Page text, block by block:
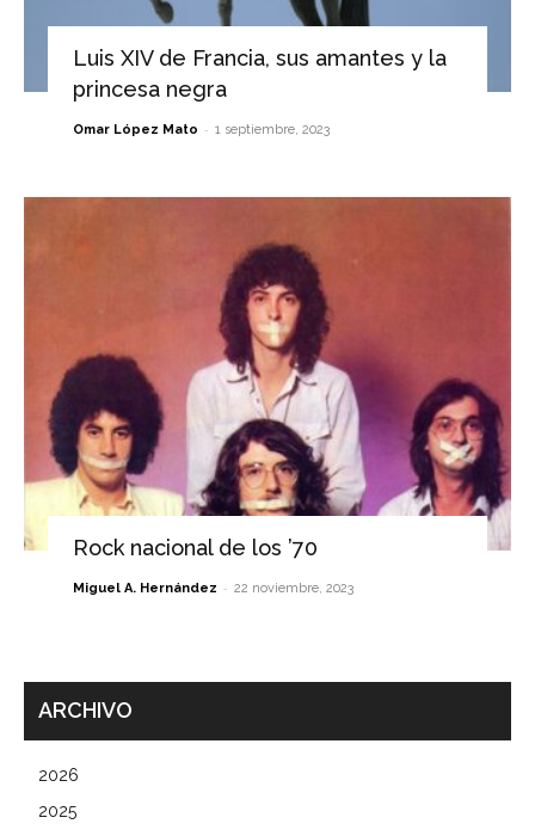
Luis XIV de Francia, sus amantes y la
princesa negra
Omar López Mato - 1 septiembre, 2023
Rock nacional de los ’70
Miguel A. Hernández - 22 noviembre, 2023
ARCHIVO
2026
2025